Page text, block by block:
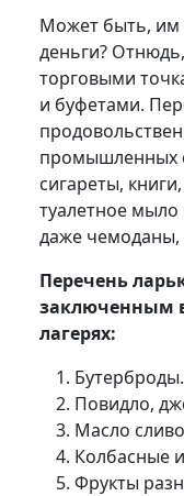
Может быть, им
деньги?
торговыми
и буфетами.
промышленных
сигареты,
туалетное мыло
даже
Перечень
заключенным
лагерях:
Бутерброды.
Повидло,
Масло
Колбасные
Фрукты